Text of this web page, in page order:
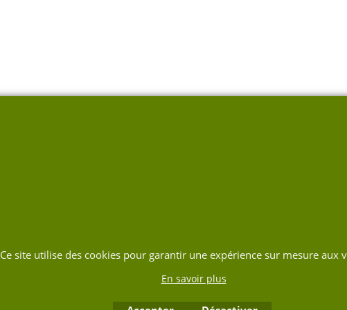
Ce site utilise des cookies pour garantir une expérience sur mesure aux
En savoir plus